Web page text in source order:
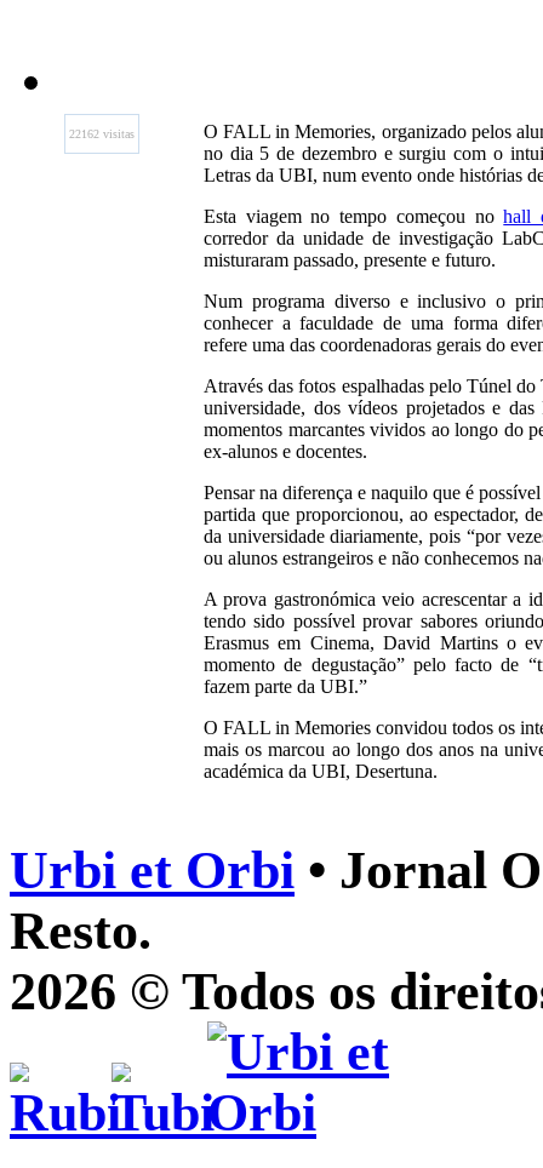
22162 visitas
O FALL in Memories, organizado pelos
no dia 5 de dezembro e surgiu com o
Letras da UBI, num evento onde histórias
Esta viagem no tempo começou nohall
corredor da unidade de investigação
misturaram passado, presente e futuro.
Num programa diverso e inclusivo o
conhecer a faculdade de uma forma
refere uma das coordenadoras gerais do
Através das fotos espalhadas pelo Túnel
universidade, dos vídeos projetados e
momentos marcantes vividos ao longo do
ex-alunos e docentes.
Pensar na diferença e naquilo que é
partida que proporcionou, ao espectador,
da universidade diariamente, pois “por
ou alunos estrangeiros e não conhecemos
A prova gastronómica veio acrescentar a
tendo sido possível provar sabores
Erasmus em Cinema, David Martins o
momento de degustação” pelo facto de
fazem parte da UBI.”
O FALL in Memories convidou todos os
mais os marcou ao longo dos anos na
académica da UBI, Desertuna.
Urbi et Orbi • Jornal
Resto.
2026 © Todos os